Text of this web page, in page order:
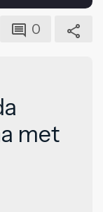
0
met